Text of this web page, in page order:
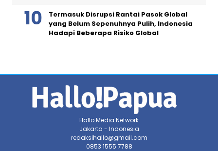
Termasuk Disrupsi Rantai Pasok Global
yang Belum Sepenuhnya Pulih, Indonesia
Hadapi Beberapa Risiko Global
Hallo Media Network
Jakarta - Indonesia
redaksihallo@gmail.com
0853 1555 7788